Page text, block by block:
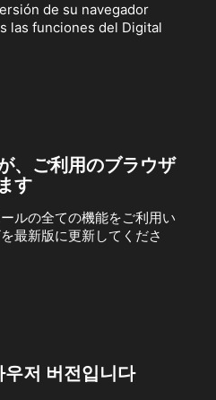
de su navegador
las funciones del Digital
、ご利用のブラウザ
す
ルの全ての機能をご利用い
最新版に更新してくださ
저 버전입니다